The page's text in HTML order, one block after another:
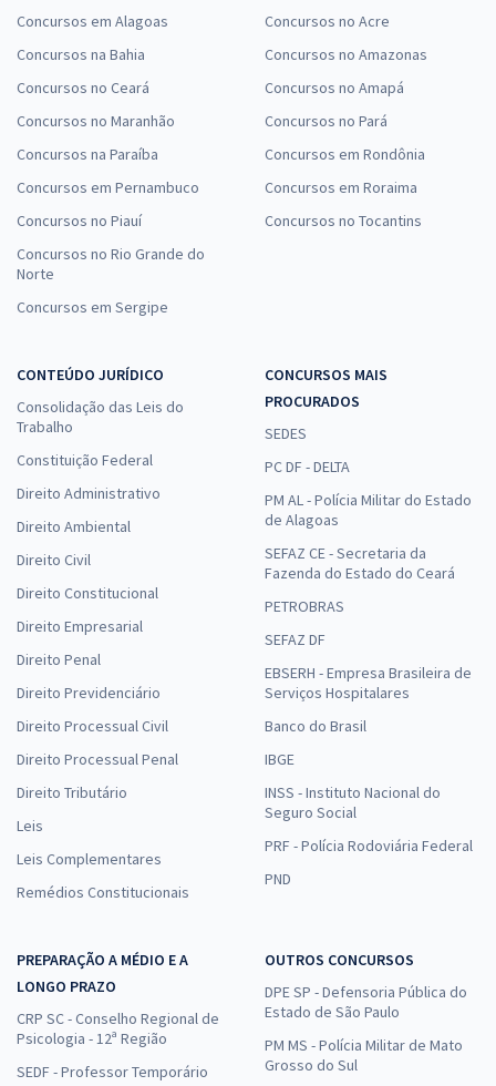
Concursos em Alagoas
Concursos na Bahia
Concursos no Ceará
Concursos no Maranhão
Concursos na Paraíba
Concursos em Pernambuco
Concursos no Piauí
Concursos no Rio Grande do
Norte
Concursos em Sergipe
Concursos no Acre
Concursos no Amazonas
Concursos no Amapá
Concursos no Pará
Concursos em Rondônia
Concursos em Roraima
Concursos no Tocantins
CONTEÚDO JURÍDICO
Consolidação das Leis do
Trabalho
Constituição Federal
Direito Administrativo
Direito Ambiental
Direito Civil
Direito Constitucional
Direito Empresarial
Direito Penal
Direito Previdenciário
Direito Processual Civil
Direito Processual Penal
Direito Tributário
Leis
Leis Complementares
Remédios Constitucionais
CONCURSOS MAIS
PROCURADOS
SEDES
PC DF - DELTA
PM AL - Polícia Militar do Estado
de Alagoas
SEFAZ CE - Secretaria da
Fazenda do Estado do Ceará
PETROBRAS
SEFAZ DF
EBSERH - Empresa Brasileira de
Serviços Hospitalares
Banco do Brasil
IBGE
INSS - Instituto Nacional do
Seguro Social
PRF - Polícia Rodoviária Federal
PND
PREPARAÇÃO A MÉDIO E A
LONGO PRAZO
CRP SC - Conselho Regional de
Psicologia - 12ª Região
SEDF - Professor Temporário
OUTROS CONCURSOS
DPE SP - Defensoria Pública do
Estado de São Paulo
PM MS - Polícia Militar de Mato
Grosso do Sul